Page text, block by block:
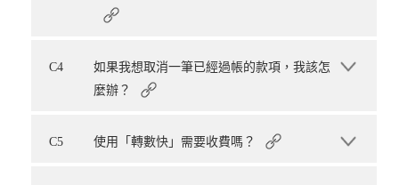
C4
如果我想取消一筆已經過帳的款項，我該怎
麼辦？
C5 使用「轉數快」需要收費嗎？